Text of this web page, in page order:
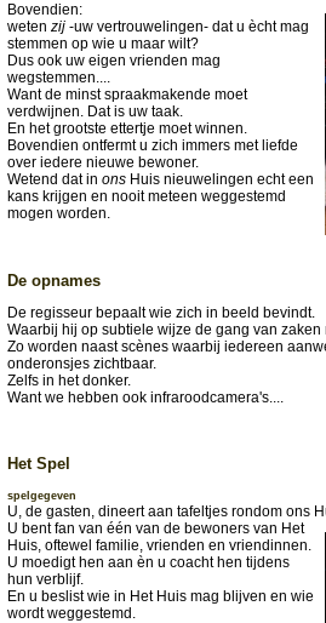
Bovendien:
weten zij -uw vertrouwelingen- dat u ècht mag
stemmen op wie u maar wilt?
Dus ook uw eigen vrienden mag
wegstemmen....
Want de minst spraakmakende moet
verdwijnen. Dat is uw taak.
En het grootste ettertje moet winnen.
Bovendien ontfermt u zich immers met liefde
over iedere nieuwe bewoner.
Wetend dat in ons Huis nieuwelingen echt een
kans krijgen en nooit meteen weggestemd
mogen worden.
De opnames
De regisseur bepaalt wie zich in beeld bevindt.
Waarbij hij op subtiele wijze de gang van zaken
Zo worden naast scènes waarbij iedereen
onderonsjes zichtbaar.
Zelfs in het donker.
Want we hebben ook infraroodcamera's....
Het Spel
spelgegeven
U, de gasten, dineert aan tafeltjes rondom ons
U bent fan van één van de bewoners van Het
Huis, oftewel familie, vrienden en vriendinnen.
U moedigt hen aan èn u coacht hen tijdens
hun verblijf.
En u beslist wie in Het Huis mag blijven en wie
wordt weggestemd.